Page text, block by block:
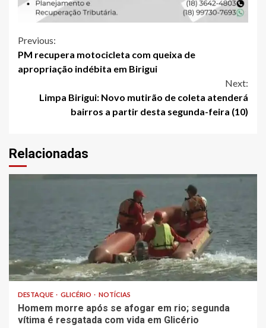
Continue
Reading
Previous:
PM recupera motocicleta com queixa de
apropriação indébita em Birigui
Next:
Limpa Birigui: Novo mutirão de coleta atenderá
bairros a partir desta segunda-feira (10)
Relacionadas
DESTAQUE GLICÉRIO NOTÍCIAS
Homem morre após se afogar em rio; segunda
vítima é resgatada com vida em Glicério